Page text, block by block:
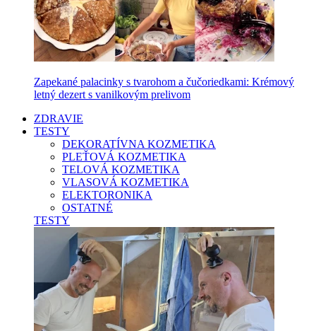
Zapekané palacinky s tvarohom a čučoriedkami: Krémový
letný dezert s vanilkovým prelivom
ZDRAVIE
TESTY
DEKORATÍVNA KOZMETIKA
PLEŤOVÁ KOZMETIKA
TELOVÁ KOZMETIKA
VLASOVÁ KOZMETIKA
ELEKTORONIKA
OSTATNÉ
TESTY